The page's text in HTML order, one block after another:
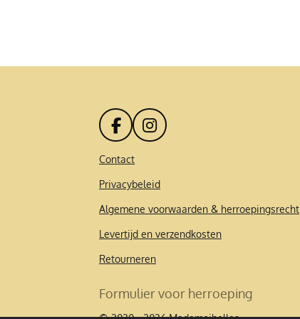
F
a
c
b
o
k
I
n
a
g
a
Contact
Privacybeleid
Algemene voorwaarden & herroepingsrecht
Levertijd en verzendkosten
Retourneren
Formulier voor herroeping